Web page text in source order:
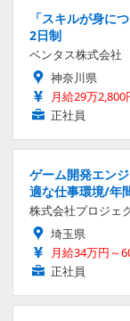
「スキルが身に
2日制
ベンタス株式会社
神奈川県
月給29万
正社員
ゲーム開発エン
適な仕事環境/年
株式会社プロジェ
埼玉県
月給34万円～
正社員